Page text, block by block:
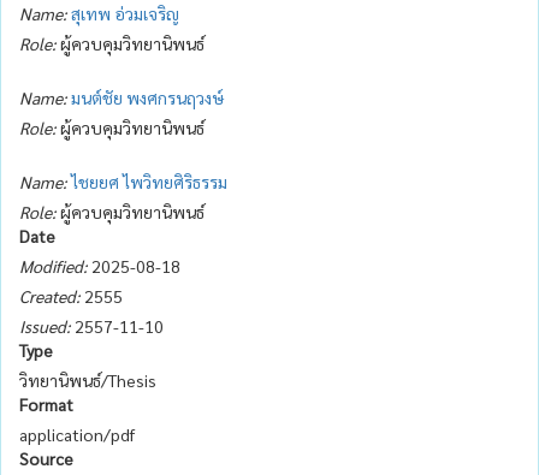
Name:สุเทพ อ่วมเจริญ
Role:ผู้ควบคุมวิทยานิพนธ์
Name:มนต์ชัย พงศกรนฤวงษ์
Role:ผู้ควบคุมวิทยานิพนธ์
Name:ไชยยศ ไพวิทยศิริธรรม
Role:ผู้ควบคุมวิทยานิพนธ์
Date
Modified: 2025-08-18
Created: 2555
Issued: 2557-11-10
Type
วิทยานิพนธ์/Thesis
Format
application/pdf
Source